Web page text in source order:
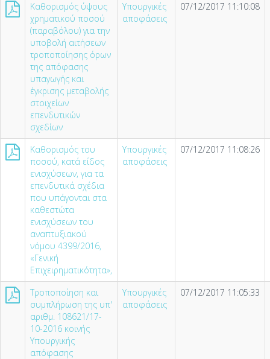
Καθορισμός ύψους
χρηματικού ποσού
(παραβόλου) για την
υποβολή αιτήσεων
τροποποίησης όρων
της απόφασης
υπαγωγής και
έγκρισης μεταβολής
στοιχείων
επενδυτικών
σχεδίων
Υπουργικές
αποφάσεις
07/12/2017 11:10:08
Καθορισμός του
ποσού, κατά είδος
ενισχύσεων, για τα
επενδυτικά σχέδια
που υπάγονται στα
καθεστώτα
ενισχύσεων του
αναπτυξιακού
νόμου 4399/2016,
«Γενική
Επιχειρηματικότητα»,
Υπουργικές
αποφάσεις
07/12/2017 11:08:26
Τροποποίηση και
συμπλήρωση της υπ'
αριθμ. 108621/17-
10-2016 κοινής
Υπουργικής
απόφασης
Υπουργικές
αποφάσεις
07/12/2017 11:05:33